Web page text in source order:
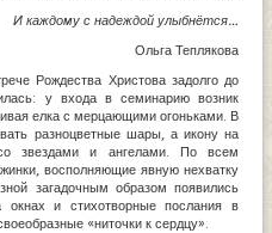
И каждому с надеждой улыбнётся…
Ольга Теплякова
Рождества Христова задолго до
у входа в семинарию возник
елка с мерцающими огоньками. В
разноцветные шары, а икону на
звездами и ангелами. По всем
восполняющие явную нехватку
загадочным образом появились
окнах и стихотворные послания в
«ниточки к сердцу».